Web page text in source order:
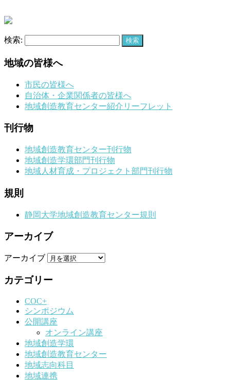
検索:
地域の皆様へ
市民の皆様へ
自治体・企業関係者の皆様へ
地域創造教育センター紹介リーフレット
刊行物
地域創造教育センター刊行物
地域創造学環部門刊行物
地域人材育成・プロジェクト部門刊行物
規則
静岡大学地域創造教育センター規則
アーカイブ
アーカイブ
カテゴリー
COC+
シンポジウム
公開講座
オンライン講座
地域創造学環
地域創造教育センター
地域志向科目
地域連携